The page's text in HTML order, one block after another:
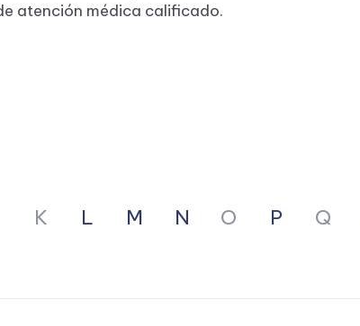
atención médica calificado.
K L M N O P Q